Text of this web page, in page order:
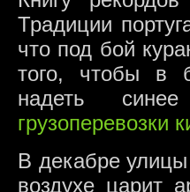
Традиции
что под бой
того, чтобы в
надеть
грузоперевозки
В декабре
воздухе царит